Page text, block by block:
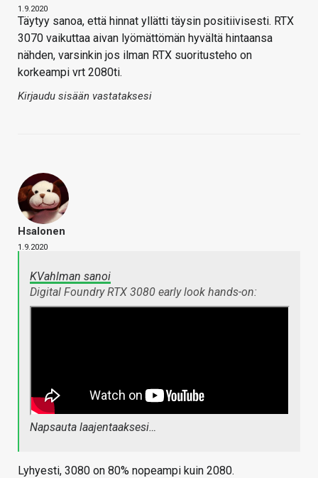
1.9.2020
Täytyy sanoa, että hinnat yllätti täysin positiivisesti. RTX
3070 vaikuttaa aivan lyömättömän hyvältä hintaansa
nähden, varsinkin jos ilman RTX suoritusteho on
korkeampi vrt 2080ti.
Kirjaudu sisään vastataksesi
Hsalonen
1.9.2020
KVahlman sanoi
Digital Foundry RTX 3080 early look hands-on:
Napsauta laajentaaksesi…
Lyhyesti, 3080 on 80% nopeampi kuin 2080.